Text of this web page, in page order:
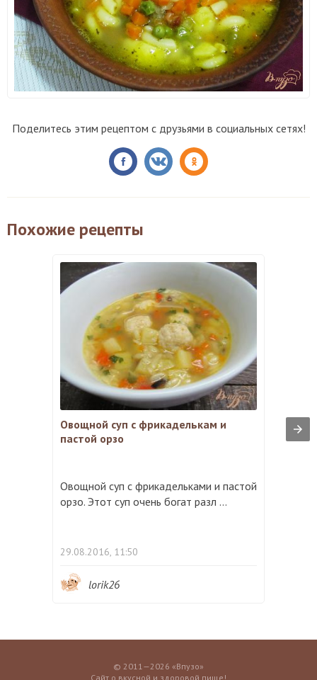
Поделитесь этим рецептом с друзьями в социальных сетях!
Похожие рецепты
Овощной суп с фрикаделькам и
пастой орзо
Овощной суп с фрикадельками и пастой
орзо. Этот суп очень богат разл ...
29.08.2016, 11:50
lorik26
© 2011—2026 «Впузо»
Сайт о вкусной и здоровой пище!